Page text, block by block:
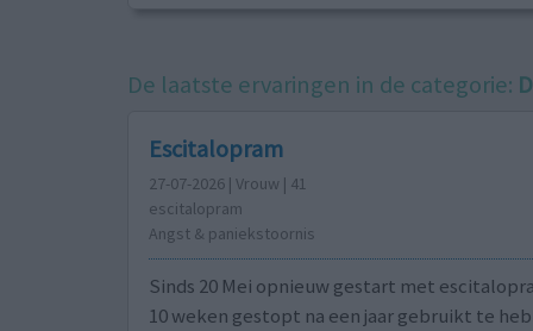
De laatste ervaringen in de categorie:
Escitalopram
27-07-2026 | Vrouw | 41
escitalopram
Angst & paniekstoornis
Sinds 20 Mei opnieuw gestart met
10 weken gestopt na een jaar gebruikt te